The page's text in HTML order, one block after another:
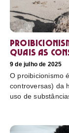
quais as
9 de julho de 2025
O proibicionismo
controversas) da
uso de